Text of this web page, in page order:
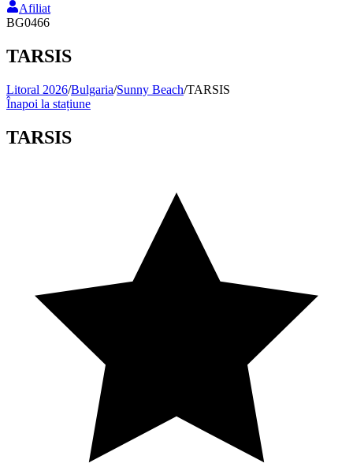
Afiliat
BG0466
TARSIS
Litoral 2026/Bulgaria/Sunny Beach/TARSIS
Înapoi la stațiune
TARSIS